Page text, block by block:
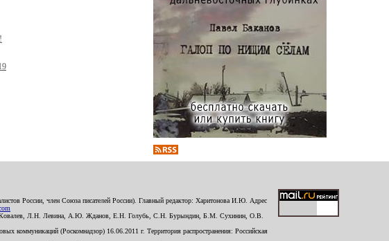
России, член Союза писателей России). Главный редактор: Харитонова И.Ю. Адрес
Ковалев, Л.Н. Левина, А.Ю. Жданов, Е.Н. Голубь, С.Н. Бурындин, Б.М. Сухинин, О.В.
коммуникаций (Роскомнадзор) 16.06.2011 г. Территория распространения: Российская